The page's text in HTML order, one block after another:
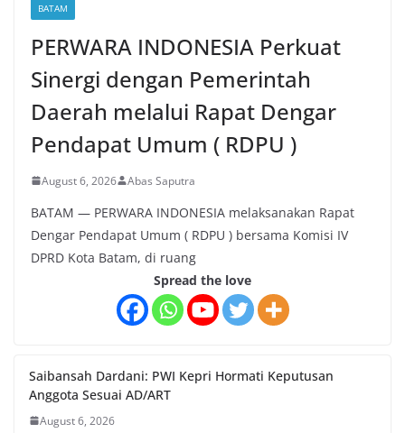
BATAM
PERWARA INDONESIA Perkuat
Sinergi dengan Pemerintah
Daerah melalui Rapat Dengar
Pendapat Umum ( RDPU )
August 6, 2026 Abas Saputra
BATAM — PERWARA INDONESIA melaksanakan Rapat
Dengar Pendapat Umum ( RDPU ) bersama Komisi IV
DPRD Kota Batam, di ruang
Spread the love
Saibansah Dardani: PWI Kepri Hormati Keputusan
Anggota Sesuai AD/ART
August 6, 2026